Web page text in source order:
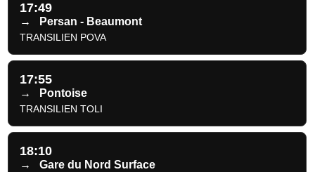
17:49
→ Persan - Beaumont
TRANSILIEN POVA
17:55
→ Pontoise
TRANSILIEN TOLI
18:10
→ Gare du Nord Surface